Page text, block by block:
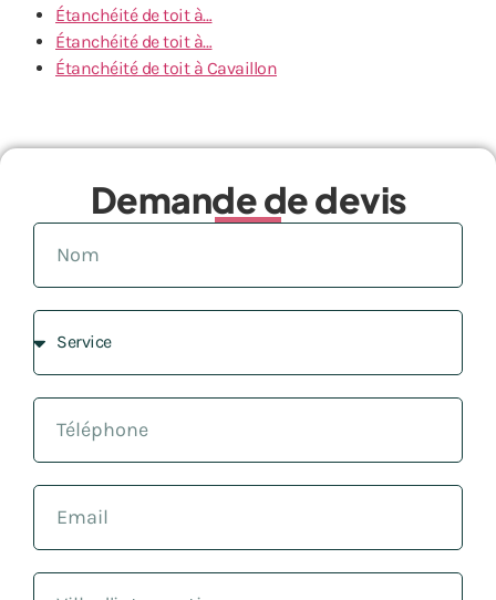
Étanchéité de toit à…
Étanchéité de toit à…
Étanchéité de toit à Cavaillon
Demande de devis